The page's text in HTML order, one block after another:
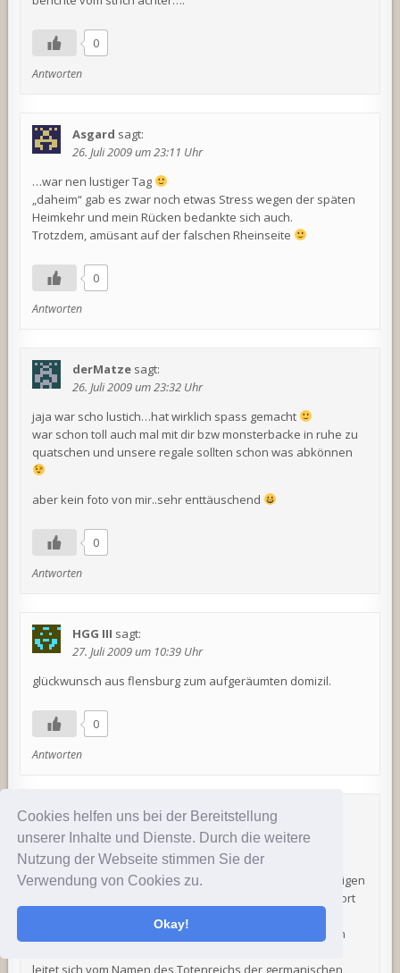
Cookies helfen uns bei der Bereitstellung
unserer Inhalte und Dienste. Durch die weitere
Nutzung der Webseite stimmen Sie der
Verwendung von Cookies zu.
Okay!
0
Antworten
Asgard sagt:
26. Juli 2009 um 23:11 Uhr
…war nen lustiger Tag
„daheim“ gab es zwar noch etwas Stress wegen der späten
Heimkehr und mein Rücken bedankte sich auch.
Trotzdem, amüsant auf der falschen Rheinseite
0
Antworten
derMatze sagt:
26. Juli 2009 um 23:32 Uhr
jaja war scho lustich…hat wirklich spass gemacht
war schon toll auch mal mit dir bzw monsterbacke in ruhe zu
quatschen und unsere regale sollten schon was abkönnen
aber kein foto von mir..sehr enttäuschend
0
Antworten
HGG III sagt:
27. Juli 2009 um 10:39 Uhr
glückwunsch aus flensburg zum aufgeräumten domizil.
0
Antworten
Riepap sagt:
27. Juli 2009 um 12:35 Uhr
Hölle ist die Bezeichnung für die in vielen Religionen
herrschende eschatologische Vorstellung von der jenseitigen
Unterwelt als Ort oder Zustand der Qual und Aufenthaltsort
der Dämonen, an den zur jeweiligen Religion Unbekehrte
oder Übeltäter (zusammengefasst: die Bösen) nach ihrem
leitet sich vom Namen des Totenreichs der germanischen